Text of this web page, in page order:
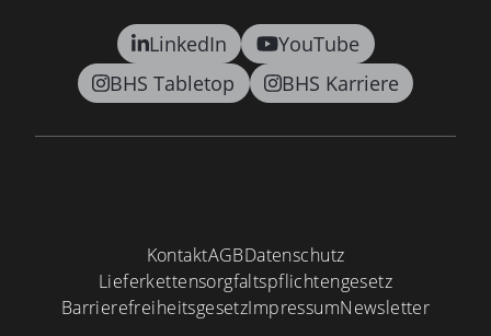
LinkedIn
YouTube
BHS Tabletop
BHS Karriere
KontaktAGBDatenschutz
Lieferkettensorgfaltspflichtengesetz
BarrierefreiheitsgesetzImpressumNewsletter